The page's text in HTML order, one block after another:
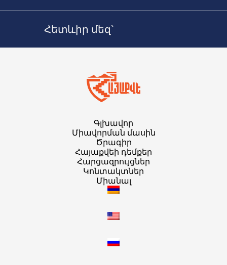
Հետևիր մեզ՝
Գլխավոր
Միավորման մասին
Ծրագիր
Հայաքվեի դեմքեր
Հարցազրույցներ
Կոնտակտներ
Միանալ